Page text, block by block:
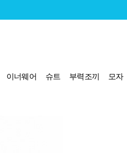
이너웨어 슈트 부력조끼 모자